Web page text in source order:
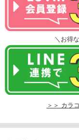
＼お得な
＞＞ カラ